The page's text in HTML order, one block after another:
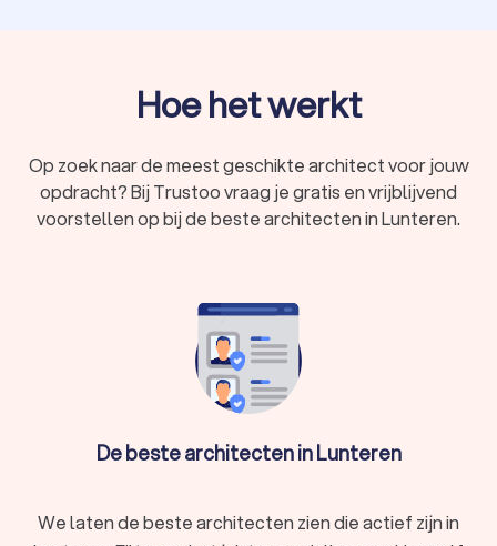
Hoe het werkt
Op zoek naar de meest geschikte architect voor jouw
opdracht? Bij Trustoo vraag je gratis en vrijblijvend
voorstellen op bij de beste architecten in Lunteren.
De beste architecten in Lunteren
We laten de beste architecten zien die actief zijn in